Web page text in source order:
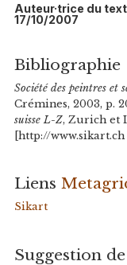
Auteur·trice du
17/10/2007
Bibliographie
Société des peintres et
Crémines, 2003, p.
suisse L-Z, Zurich et
[http://www.sikart.ch
Liens
Sikart
Suggestion